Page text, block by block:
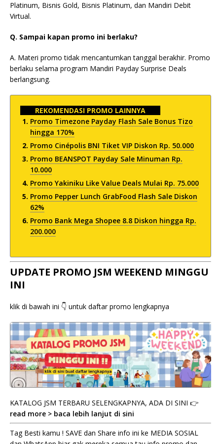
Platinum, Bisnis Gold, Bisnis Platinum, dan Mandiri Debit
Virtual.
Q. Sampai kapan promo ini berlaku?
A. Materi promo tidak mencantumkan tanggal berakhir. Promo
berlaku selama program Mandiri Payday Surprise Deals
berlangsung.
REKOMENDASI PROMO LAINNYA
Promo Timezone Payday Flash Sale Bonus Tizo
hingga 170%
Promo Cinépolis BNI Tiket VIP Diskon Rp. 50.000
Promo BEANSPOT Payday Sale Minuman Rp.
10.000
Promo Yakiniku Like Value Deals Mulai Rp. 75.000
Promo Pepper Lunch GrabFood Flash Sale Diskon
62%
Promo Bank Mega Shopee 8.8 Diskon hingga Rp.
200.000
UPDATE PROMO JSM WEEKEND MINGGU
INI
klik di bawah ini 👇 untuk daftar promo lengkapnya
KATALOG JSM TERBARU SELENGKAPNYA, ADA DI SINI 👉
read more > baca lebih lanjut di sini
Tag Besti kamu ! SAVE dan Share info ini ke MEDIA SOSIAL